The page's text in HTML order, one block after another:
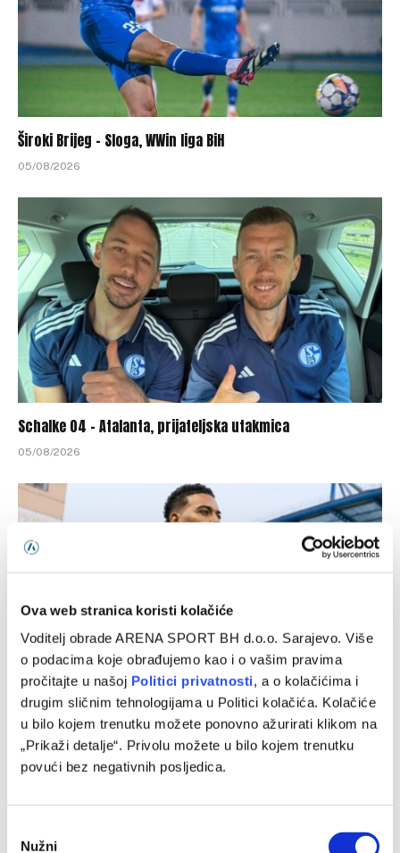
Ova web stranica koristi kolačiće
Voditelj obrade ARENA SPORT BH d.o.o. Sarajevo. Više
o podacima koje obrađujemo kao i o vašim pravima
pročitajte u našoj Politici privatnosti, a o kolačićima i
drugim sličnim tehnologijama u Politici kolačića. Kolačiće
u bilo kojem trenutku možete ponovno ažurirati klikom na
„Prikaži detalje“. Privolu možete u bilo kojem trenutku
povući bez negativnih posljedica.
Selection
Nužni
Široki Brijeg – Sloga, WWin liga BiH
05/08/2026
Schalke 04 – Atalanta, prijateljska utakmica
05/08/2026
Chelsea – Milan, prijateljska utakmica
05/08/2026